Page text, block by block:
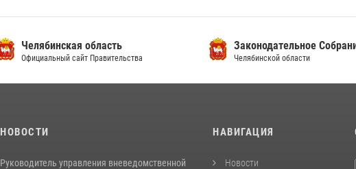
Челябинская область
Официальный сайт Правительства
Законодательное
Челябинской области
НОВОСТИ
Руководитель управления вневедомственной
НАВИГАЦИЯ
Новости